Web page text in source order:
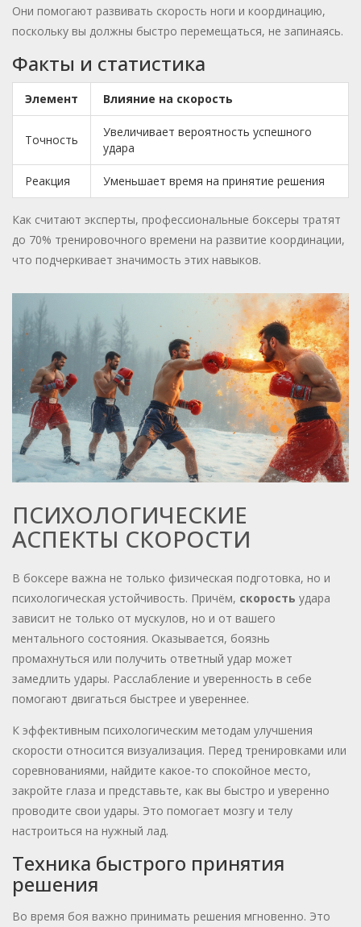
Они помогают развивать скорость ноги и координацию,
поскольку вы должны быстро перемещаться, не запинаясь.
Факты и статистика
Элемент Влияние на скорость
Точность
Увеличивает вероятность успешного
удара
Реакция Уменьшает время на принятие решения
Как считают эксперты, профессиональные боксеры тратят
до 70% тренировочного времени на развитие координации,
что подчеркивает значимость этих навыков.
ПСИХОЛОГИЧЕСКИЕ
АСПЕКТЫ СКОРОСТИ
В боксере важна не только физическая подготовка, но и
психологическая устойчивость. Причём, скорость удара
зависит не только от мускулов, но и от вашего
ментального состояния. Оказывается, боязнь
промахнуться или получить ответный удар может
замедлить удары. Расслабление и уверенность в себе
помогают двигаться быстрее и увереннее.
К эффективным психологическим методам улучшения
скорости относится визуализация. Перед тренировками или
соревнованиями, найдите какое-то спокойное место,
закройте глаза и представьте, как вы быстро и уверенно
проводите свои удары. Это помогает мозгу и телу
настроиться на нужный лад.
Техника быстрого принятия
решения
Во время боя важно принимать решения мгновенно. Это